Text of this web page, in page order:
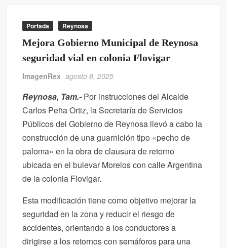
Portada Reynosa
Mejora Gobierno Municipal de Reynosa
seguridad vial en colonia Flovigar
ImagenRex agosto 8, 2025
Reynosa, Tam.-Por instrucciones del Alcalde
Carlos Peña Ortiz, la Secretaría de Servicios
Públicos del Gobierno de Reynosa llevó a cabo la
construcción de una guarnición tipo «pecho de
paloma» en la obra de clausura de retorno
ubicada en el bulevar Morelos con calle Argentina
de la colonia Flovigar.
Esta modificación tiene como objetivo mejorar la
seguridad en la zona y reducir el riesgo de
accidentes, orientando a los conductores a
dirigirse a los retornos con semáforos para una